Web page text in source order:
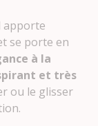
apporte
se porte en
à la
et très
ou le glisser